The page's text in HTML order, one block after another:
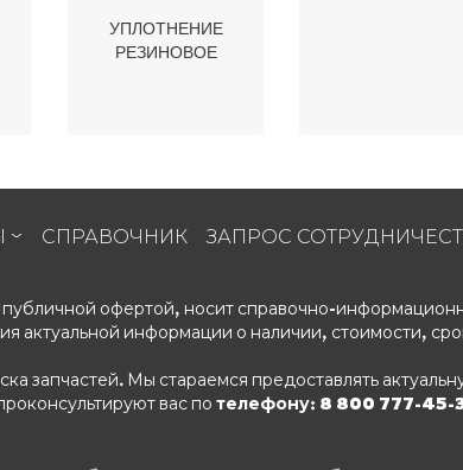
УПЛОТНЕНИЕ
РЕЗИНОВОЕ
СПРАВОЧНИК ЗАПРОС
офертой, носит справочно-
актуальной информации о наличии, стоимости,
запчастей. Мы стараемся предоставлять
вас по телефону: 8 800 777-45-